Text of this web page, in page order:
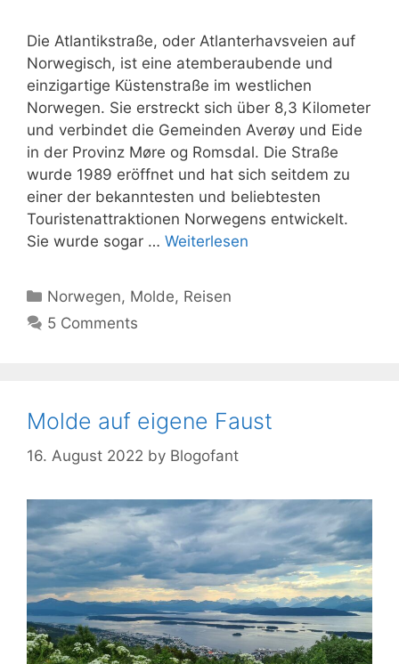
Die Atlantikstraße, oder Atlanterhavsveien auf
Norwegisch, ist eine atemberaubende und
einzigartige Küstenstraße im westlichen
Norwegen. Sie erstreckt sich über 8,3 Kilometer
und verbindet die Gemeinden Averøy und Eide
in der Provinz Møre og Romsdal. Die Straße
wurde 1989 eröffnet und hat sich seitdem zu
einer der bekanntesten und beliebtesten
Touristenattraktionen Norwegens entwickelt.
Sie wurde sogar … Weiterlesen
Kategorien
Norwegen, Molde, Reisen
5 Comments
Molde auf eigene Faust
16. August 2022 by Blogofant